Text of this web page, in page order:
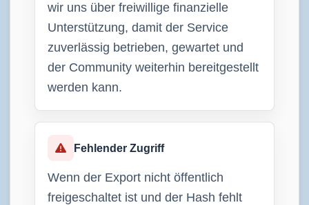
wir uns über freiwillige finanzielle
Unterstützung, damit der Service
zuverlässig betrieben, gewartet und
der Community weiterhin bereitgestellt
werden kann.
Fehlender Zugriff
Wenn der Export nicht öffentlich
freigeschaltet ist und der Hash fehlt